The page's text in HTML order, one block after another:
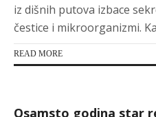
iz dišnih putova izbace
čestice i mikroorganizmi.
READ MORE
Osamsto godina star